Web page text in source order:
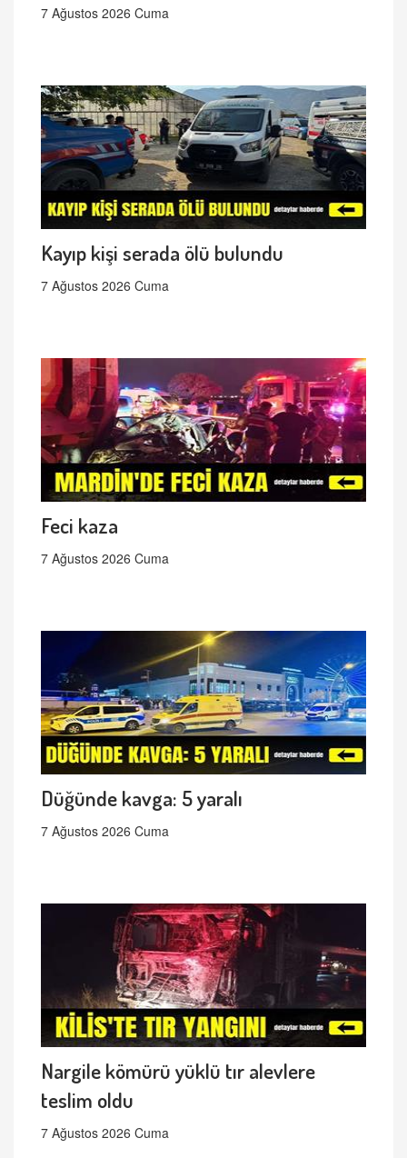
7 Ağustos 2026 Cuma
Kayıp kişi serada ölü bulundu
7 Ağustos 2026 Cuma
Feci kaza
7 Ağustos 2026 Cuma
Düğünde kavga: 5 yaralı
7 Ağustos 2026 Cuma
Nargile kömürü yüklü tır alevlere
teslim oldu
7 Ağustos 2026 Cuma